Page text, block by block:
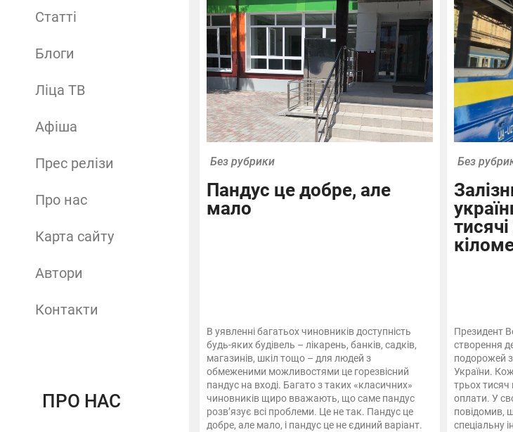
Статті
Блоги
Ліца ТВ
Афіша
Прес релізи
Про нас
Карта сайту
Автори
Контакти
ПРО НАС
Без рубрики
Пандус це добре, але
мало
В уявленні багатьох чиновників доступність
будь-яких будівель – лікарень, банків, садків,
магазинів, шкіл тощо – для людей з
обмеженими можливостями це горезвісний
пандус на вході. Багато з таких «класичних»
чиновників щиро вважають, що саме пандус
розв’язує всі проблеми. Це не так. Пандус це
добре, але мало, і пандус це не єдиний варіант.
Без
Президент
створення
подорожей
України.
трьох тисяч
оплати. У
повідомив,
спеціальну